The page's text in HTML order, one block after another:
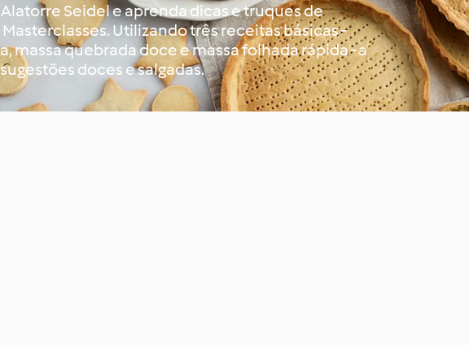
Seidel e aprenda dicas e truques de
Utilizando três receitas básicas -
massa quebrada doce e massa folhada rápida - a
doces e salgadas.